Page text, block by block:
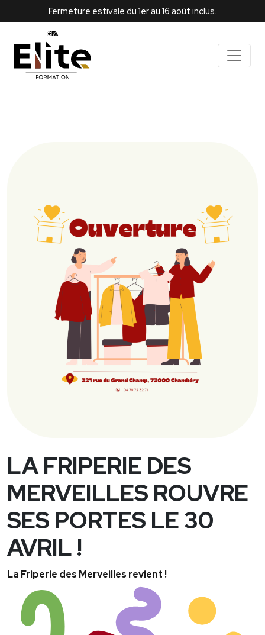
Fermeture estivale du 1er au 16 août inclus.
LA FRIPERIE DES
MERVEILLES ROUVRE
SES PORTES LE 30
AVRIL !
La Friperie des Merveilles revient !